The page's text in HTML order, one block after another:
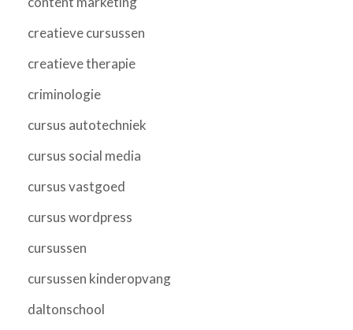
creatieve cursussen
creatieve therapie
criminologie
cursus autotechniek
cursus social media
cursus vastgoed
cursus wordpress
cursussen
cursussen kinderopvang
daltonschool